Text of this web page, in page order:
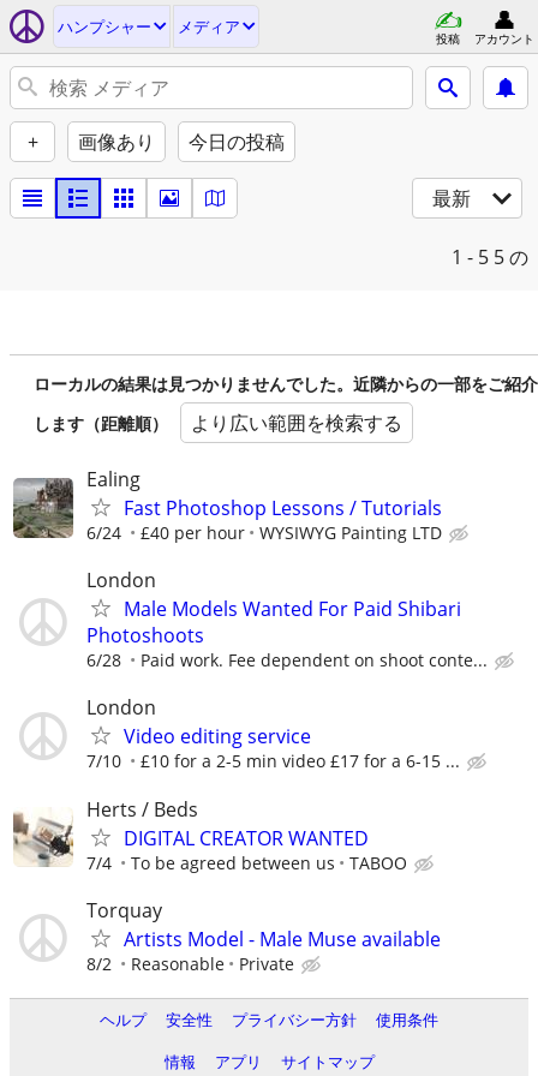
ハンプシャー メディア
投稿 アカウント
+ 画像あり 今日の投稿
最新
1 - 5 5 の
ローカルの結果は見つかりませんでした。近隣からの一部をご紹介
します（距離順）
より広い範囲を検索する
Ealing
Fast Photoshop Lessons / Tutorials
6/24 £40 per hour WYSIWYG Painting LTD
London
Male Models Wanted For Paid Shibari
Photoshoots
6/28 Paid work. Fee dependent on shoot conte...
London
Video editing service
7/10 £10 for a 2-5 min video £17 for a 6-15 ...
Herts / Beds
DIGITAL CREATOR WANTED
7/4 To be agreed between us TABOO
Torquay
Artists Model - Male Muse available
8/2 Reasonable Private
ヘルプ 安全性 プライバシー方針
使用条件
情報
アプリ サイトマップ